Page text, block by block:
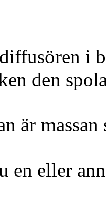
i
den
är
en eller